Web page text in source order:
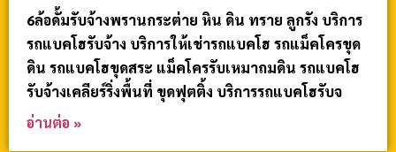
6ล้อดั้มรับจ้างพรานกระต่าย หิน ดิน ทราย ลูกรัง บริการ
รถแบคโฮรับจ้าง บริการให้เช่ารถแบคโฮ รถแม็คโครขุด
ดิน รถแบคโฮขุดสระ แม็คโครรับเหมาถมดิน รถแบคโฮ
รับจ้างเคลียร์ริ่งพื้นที่ ขุดฟุตติ้ง บริการรถแบคโฮรับจ
อ่านต่อ »